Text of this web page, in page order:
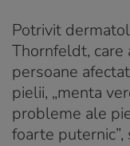
Potrivit
Thornfeldt, care
persoane
pielii, „menta
probleme ale
foarte puternic”,